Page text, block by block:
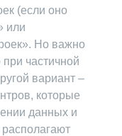
(если оно
или
Но важно
при частичной
вариант –
которые
данных и